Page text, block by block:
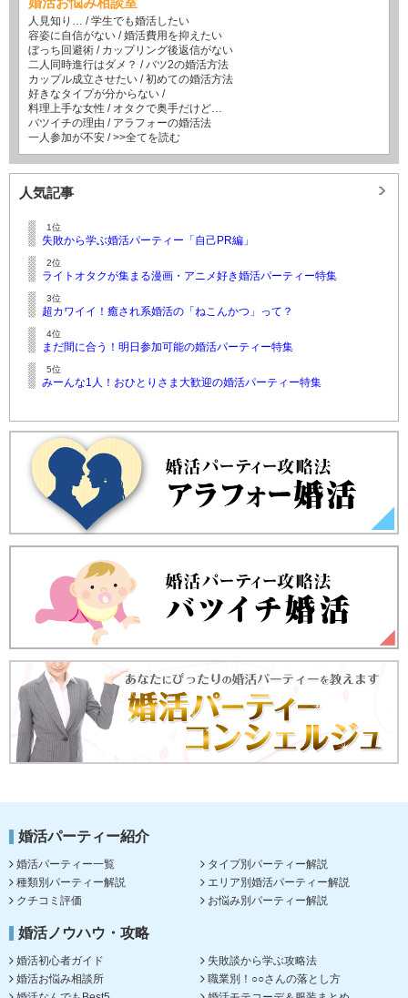
人見知り… /学生でも婚活したい
容姿に自信がない /婚活費用を抑えたい
ぼっち回避術 / カップリング後返信がない
二人同時進行はダメ？ /バツ2の婚活方法
カップル成立させたい /初めての婚活方法
好きなタイプが分からない /
料理上手な女性 / オタクで奥手だけど…
バツイチの理由 / アラフォーの婚活法
一人参加が不安 />>全てを読む
人気記事
1位
失敗から学ぶ婚活パーティー「自己PR編」
2位
ライトオタクが集まる漫画・アニメ好き婚活パーティー特集
3位
超カワイイ！癒され系婚活の「ねこんかつ」って？
4位
まだ間に合う！明日参加可能の婚活パーティー特集
5位
みーんな1人！おひとりさま大歓迎の婚活パーティー特集
婚活パーティー紹介
婚活パーティー一覧
タイプ別パーティー解説
種類別パーティー解説
エリア別婚活パーティー解説
クチコミ評価
お悩み別パーティー解説
婚活ノウハウ・攻略
婚活初心者ガイド
失敗談から学ぶ攻略法
婚活お悩み相談所
職業別！○○さんの落とし方